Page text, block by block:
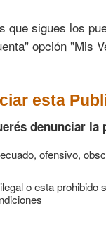
que sigues los
opción "Mis
esta
denunciar la
ofensivo,
o esta prohibido